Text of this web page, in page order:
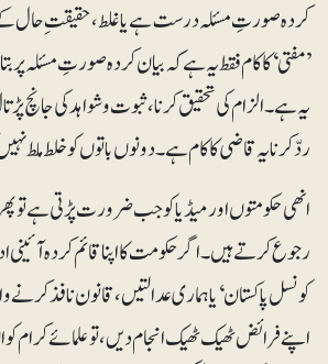
کردہ صورتِ مسئلہ درست ہے یا غلط، حقیقتِ حال
’مفتی ‘کا کام فقط یہ ہے کہ بیان کردہ صورتِ مسئلہ پر
یہ ہے۔ الزام کی تحقیق کرنا ،ثبوت وشواہد کی جانچ
ردّ کرنا یہ قاضی کا کام ہے۔ دونوں باتوں کو خلط ملط
انھی حکومتوں اور میڈیا کو جب ضرورت پڑتی ہے تو
رجوع کرتے ہیں۔ اگر حکومت کا اپنا قائم کردہ آئینی
کونسل پاکستان‘ یا ہماری عدالتیں، قانون نافذ
اپنے فرائض ٹھیک ٹھیک انجام دیں ،تو علمائے کرام